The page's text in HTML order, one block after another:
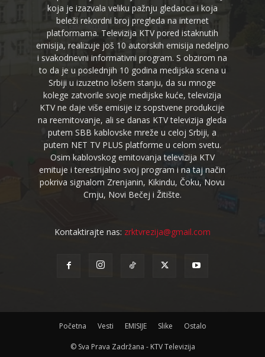
koja je izazvala veliku pažnju gledaoca i koja
beleži rekordni broj pregleda na internet
platformama. Televizija KTV pored istaknutih
emisija, realizuje još 10 autorskih emisija nedeljno
i svakodnevni informativni program. S obzirom na
to da je u poslednjih 10 godina medijska scena u
Srbiji u izuzetno lošem stanju, da su mnoge
kolege zatvorile svoje medijske kuće, televizija
KTV ne daje više emisije iz sopstvene produkcije
na reemitovanje, ali se danas KTV televizija gleda
putem SBB kablovske mreže u celoj Srbiji, a
putem NET TV PLUS platforme u celom svetu.
Osim kablovskog emitovanja televizija KTV
emituje i terestrijalno svoj program i na taj način
pokriva signalom Zrenjanin, Kikindu, Čoku, Novu
Crnju, Novi Bečej i Žitište.
Kontaktirajte nas: zrktvrezija@gmail.com
Početna Vesti EMISIJE Slike Ostalo
© Sva Prava Zadržana - KTV Televizija